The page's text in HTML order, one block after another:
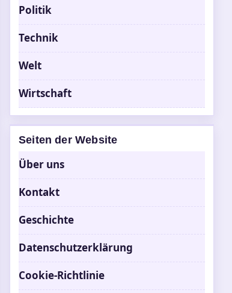
Politik
Technik
Welt
Wirtschaft
Seiten der Website
Über uns
Kontakt
Geschichte
Datenschutzerklärung
Cookie-Richtlinie